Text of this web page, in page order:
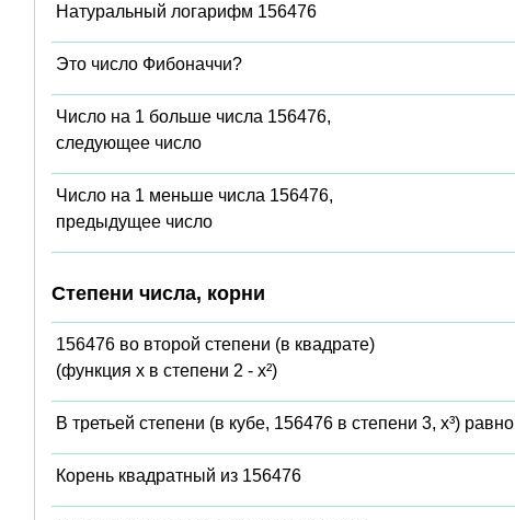
Натуральный логарифм 156476
Это число Фибоначчи?
Число на 1 больше числа 156476,
следующее число
Число на 1 меньше числа 156476,
предыдущее число
Степени числа, корни
156476 во второй степени (в квадрате)
(функция x в степени 2 - x²)
В третьей степени (в кубе, 156476 в степени 3, x³) равно
Корень квадратный из 156476